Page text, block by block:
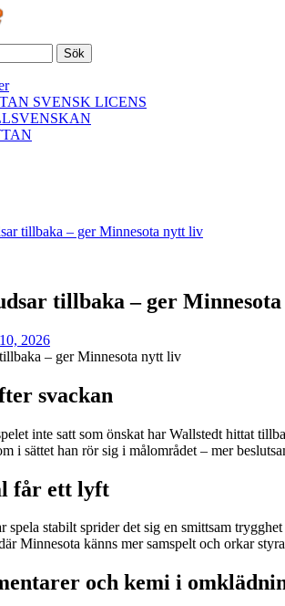
SVENSK LICENS
tillbaka – ger Minnesota nytt liv
tillbaka – ger
2026
svackan
inte satt som önskat har Wallstedt hittat
i sättet han rör sig i målområdet – mer
får ett lyft
spela stabilt sprider det sig en smittsam
Minnesota känns mer samspelt och orkar
och kemi i